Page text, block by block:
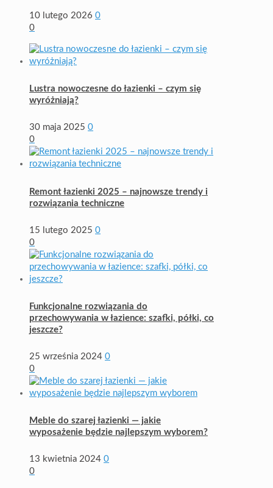
10 lutego 2026 0
0
Lustra nowoczesne do łazienki – czym się
wyróżniają?
30 maja 2025 0
0
Remont łazienki 2025 – najnowsze trendy i
rozwiązania techniczne
15 lutego 2025 0
0
Funkcjonalne rozwiązania do
przechowywania w łazience: szafki, półki, co
jeszcze?
25 września 2024 0
0
Meble do szarej łazienki — jakie
wyposażenie będzie najlepszym wyborem?
13 kwietnia 2024 0
0